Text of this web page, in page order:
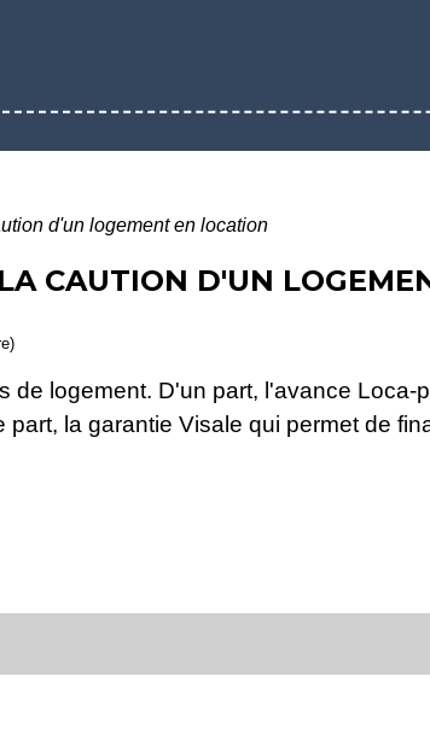
d'un logement en location
CAUTION D'UN
logement. D'un part, l'avance Loca-
la garantie Visale qui permet de